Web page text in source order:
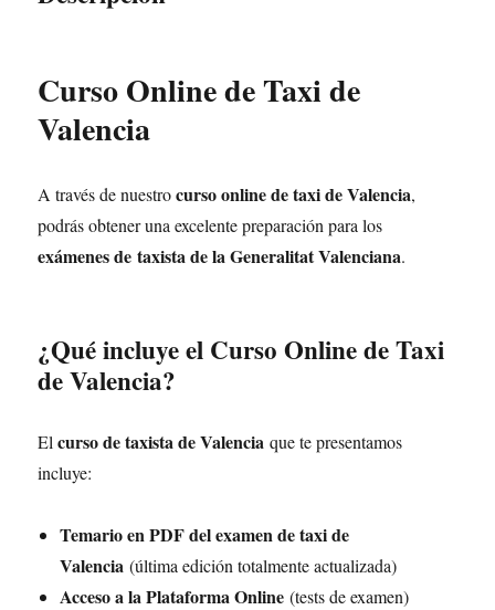
Curso Online de Taxi de
Valencia
A través de nuestrocurso online de taxi de Valencia,
podrás obtener una excelente preparación para los
exámenes de taxista de la Generalitat Valenciana.
¿Qué incluye el Curso Online de Taxi
de Valencia?
Elcurso de taxista de Valencia que te presentamos
incluye:
Temario en PDF del examen de taxi de
Valencia(última edición totalmente actualizada)
Acceso a la Plataforma Online (tests de examen)